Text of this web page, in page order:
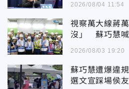
2026/08/04 11:54
視察萬大線蔣
沒」 蘇巧慧喊
2026/08/03 19:20
蘇巧慧遭爆違
選文宣踩場侯